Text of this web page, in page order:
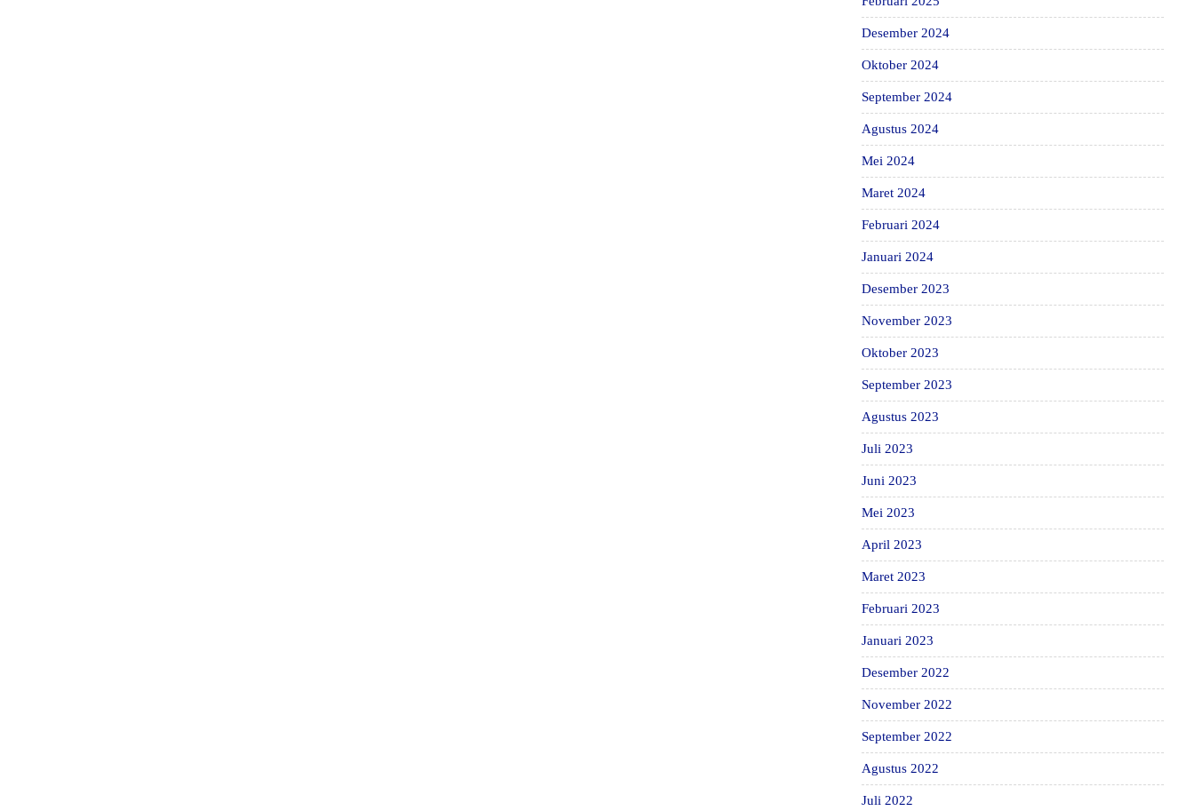
Desember 2024
Oktober 2024
September 2024
Agustus 2024
Mei 2024
Maret 2024
Februari 2024
Januari 2024
Desember 2023
November 2023
Oktober 2023
September 2023
Agustus 2023
Juli 2023
Juni 2023
Mei 2023
April 2023
Maret 2023
Februari 2023
Januari 2023
Desember 2022
November 2022
September 2022
Agustus 2022
Juli 2022